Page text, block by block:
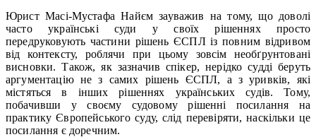
Юрист Масі-Мустафа Найєм зауважив на тому, що доволі
часто українські суди у своїх рішеннях просто
передруковують частини рішень ЄСПЛ із повним відривом
від контексту, роблячи при цьому зовсім необґрунтовані
висновки. Також, як зазначив спікер, нерідко судді беруть
аргументацію не з самих рішень ЄСПЛ, а з уривків, які
містяться в інших рішеннях українських судів. Тому,
побачивши у своєму судовому рішенні посилання на
практику Європейського суду, слід перевіряти, наскільки це
посилання є доречним.